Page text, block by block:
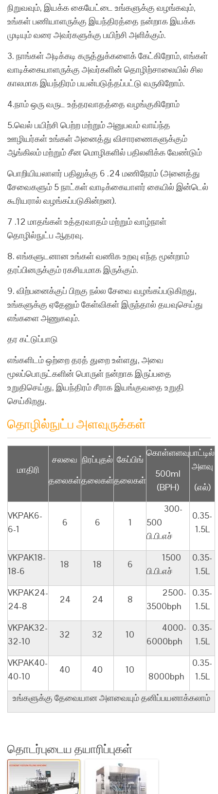
நிறுவவும், இயக்க கையேட்டை உங்களுக்கு வழங்கவும்,
உங்கள் பணியாளருக்கு இயந்திரத்தை நன்றாக இயக்க
முடியும் வரை அவர்களுக்கு பயிற்சி அளிக்கும்.
3. நாங்கள் அடிக்கடி கருத்துக்களைக் கேட்கிறோம், எங்கள்
வாடிக்கையாளருக்கு அவர்களின் தொழிற்சாலையில் சில
காலமாக இயந்திரம் பயன்படுத்தப்பட்டு வருகிறோம்.
4.நாம் ஒரு வருட உத்தரவாதத்தை வழங்குகிறோம்
5.வெல் பயிற்சி பெற்ற மற்றும் அனுபவம் வாய்ந்த
ஊழியர்கள் உங்கள் அனைத்து விசாரணைகளுக்கும்
ஆங்கிலம் மற்றும் சீன மொழிகளில் பதிலளிக்க வேண்டும்
பொறியியலாளர் பதிலுக்கு 6 .24 மணிநேரம் (அனைத்து
சேவைகளும் 5 நாட்கள் வாடிக்கையாளர் கையில் இன்டெல்
கூரியரால் வழங்கப்படுகின்றன).
7 .12 மாதங்கள் உத்தரவாதம் மற்றும் வாழ்நாள்
தொழில்நுட்ப ஆதரவு.
8. எங்களுடனான உங்கள் வணிக உறவு எந்த மூன்றாம்
தரப்பினருக்கும் ரகசியமாக இருக்கும்.
9. விற்பனைக்குப் பிறகு நல்ல சேவை வழங்கப்படுகிறது,
உங்களுக்கு ஏதேனும் கேள்விகள் இருந்தால் தயவுசெய்து
எங்களை அணுகவும்.
தர கட்டுப்பாடு
எங்களிடம் ஒற்றை தரத் துறை உள்ளது, அவை
மூலப்பொருட்களின் பொருள் நன்றாக இருப்பதை
உறுதிசெய்து, இயந்திரம் சீராக இயங்குவதை உறுதி
செய்கிறது.
தொழில்நுட்ப அளவுருக்கள்
மாதிரி
சலவை
தலைகள்
நிரப்புதல்
தலைகள்
கேப்பிங்
தலைகள்
கொள்ளளவு
500ml
(BPH)
பாட்டில்
அளவு
(எல்)
VKPAK6-
6-1
6 6 1
300-
500
பி.பி.எச்
0.35-
1.5L
VKPAK18-
18-6
18 18 6
1500
பி.பி.எச்
0.35-
1.5L
VKPAK24-
24-8
24 24 8
2500-
3500bph
0.35-
1.5L
VKPAK32-
32-10
32 32 10
4000-
6000bph
0.35-
1.5L
VKPAK40-
40-10
40 40 10
8000bph
0.35-
1.5L
உங்களுக்கு தேவையான அளவையும் தனிப்பயனாக்கலாம்
தொடர்புடைய தயாரிப்புகள்